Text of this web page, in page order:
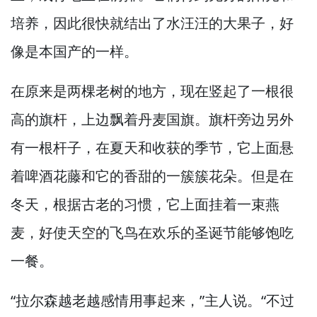
培养， 因此很快就结出了水汪汪的大果子， 好
像是本国产的一样。
在原来是两棵老树的地方， 现在竖起了一根很
高的旗杆， 上边飘着丹麦国旗。 旗杆旁边另外
有一根杆子， 在夏天和收获的季节， 它上面悬
着啤酒花藤和它的香甜的一簇簇花朵。 但是在
冬天， 根据古老的习惯， 它上面挂着一束燕
麦， 好使天空的飞鸟在欢乐的圣诞节能够饱吃
一餐。
“拉尔森越老越感情用事起来，”主人说。 “不过